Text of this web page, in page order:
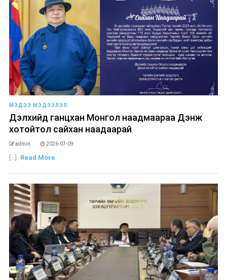
МЭДЭЭ МЭДЭЭЛЭЛ
Дэлхийд ганцхан Монгол наадмаараа Дэнж
хотойтол сайхан наадаарай
admin 2026-07-09
[...] Read More